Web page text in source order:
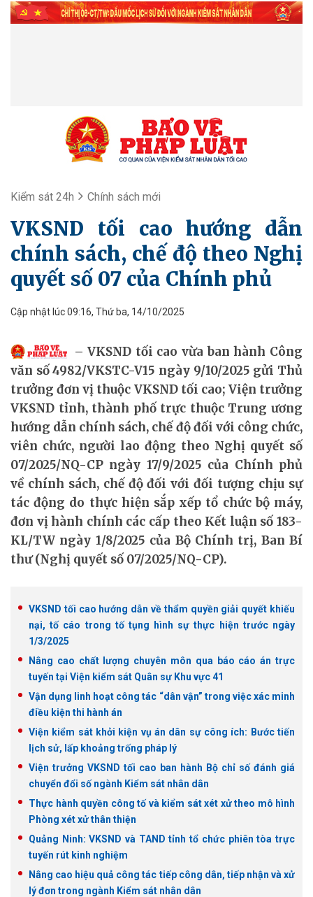
Kiểm sát 24h Chính sách mới
VKSND tối cao hướng dẫn
chính sách, chế độ theo Nghị
quyết số 07 của Chính phủ
Cập nhật lúc 09:16, Thứ ba, 14/10/2025
VKSND tối cao vừa ban hành Công
văn số 4982/VKSTC-V15 ngày 9/10/2025 gửi Thủ
trưởng đơn vị thuộc VKSND tối cao; Viện trưởng
VKSND tỉnh, thành phố trực thuộc Trung ương
hướng dẫn chính sách, chế độ đối với công chức,
viên chức, người lao động theo Nghị quyết số
07/2025/NQ-CP ngày 17/9/2025 của Chính phủ
về chính sách, chế độ đối với đối tượng chịu sự
tác động do thực hiện sắp xếp tổ chức bộ máy,
đơn vị hành chính các cấp theo Kết luận số 183-
KL/TW ngày 1/8/2025 của Bộ Chính trị, Ban Bí
thư (Nghị quyết số 07/2025/NQ-CP).
VKSND tối cao hướng dẫn về thẩm quyền giải quyết khiếu
nại, tố cáo trong tố tụng hình sự thực hiện trước ngày
1/3/2025
Nâng cao chất lượng chuyên môn qua báo cáo án trực
tuyến tại Viện kiểm sát Quân sự Khu vực 41
Vận dụng linh hoạt công tác “dân vận” trong việc xác minh
điều kiện thi hành án
Viện kiểm sát khởi kiện vụ án dân sự công ích: Bước tiến
lịch sử, lấp khoảng trống pháp lý
Viện trưởng VKSND tối cao ban hành Bộ chỉ số đánh giá
chuyển đổi số ngành Kiểm sát nhân dân
Thực hành quyền công tố và kiểm sát xét xử theo mô hình
Phòng xét xử thân thiện
Quảng Ninh: VKSND và TAND tỉnh tổ chức phiên tòa trực
tuyến rút kinh nghiệm
Nâng cao hiệu quả công tác tiếp công dân, tiếp nhận và xử
lý đơn trong ngành Kiểm sát nhân dân